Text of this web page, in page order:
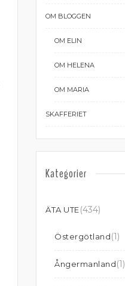
OM BLOGGEN
OM ELIN
OM HELENA
OM MARIA
SKAFFERIET
Kategorier
ÄTA UTE(434)
Östergötland(1)
Ångermanland(1)